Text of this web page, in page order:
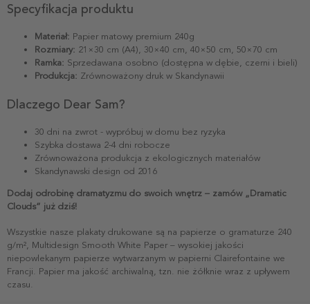
Specyfikacja produktu
Materiał: Papier matowy premium 240g
Rozmiary: 21×30 cm (A4), 30×40 cm, 40×50 cm, 50×70 cm
Ramka: Sprzedawana osobno (dostępna w dębie, czerni i bieli)
Produkcja: Zrównoważony druk w Skandynawii
Dlaczego Dear Sam?
30 dni na zwrot - wypróbuj w domu bez ryzyka
Szybka dostawa 2-4 dni robocze
Zrównoważona produkcja z ekologicznych materiałów
Skandynawski design od 2016
Dodaj odrobinę dramatyzmu do swoich wnętrz – zamów „Dramatic
Clouds” już dziś!
Wszystkie nasze plakaty drukowane są na papierze o gramaturze 240
g/m², Multidesign Smooth White Paper – wysokiej jakości
niepowlekanym papierze wytwarzanym w papierni Clairefontaine we
Francji. Papier ma jakość archiwalną, tzn. nie żółknie wraz z upływem
czasu.